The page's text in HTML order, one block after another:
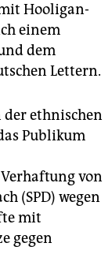
Hooligan-
einem
dem
Lettern.
der ethnischen
Publikum
von
(SPD) wegen
mit
gegen